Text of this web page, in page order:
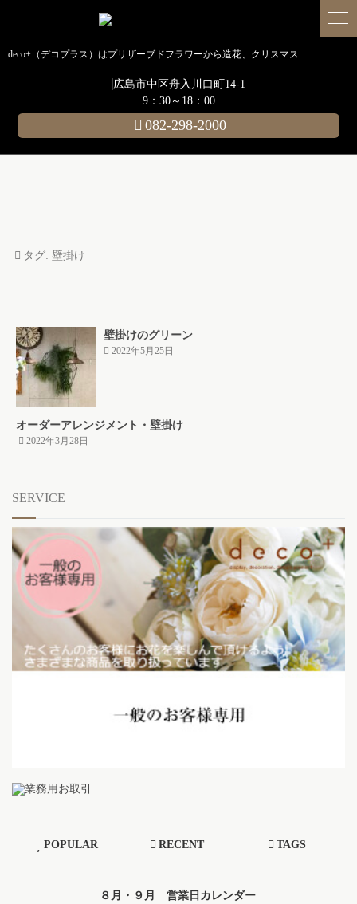
deco+（デコプラス）はプリザーブドフラワーから造花、クリスマス装飾、イルミネーションに至るまで扱う広島のディスプレイ専門ショップです。
広島市中区舟入川口町14-1
9：30～18：00
082-298-2000
タグ: 壁掛け
壁掛けのグリーン
2022年5月25日
オーダーアレンジメント・壁掛け
2022年3月28日
SERVICE
POPULAR RECENT TAGS
８月・９月 営業日カレンダー